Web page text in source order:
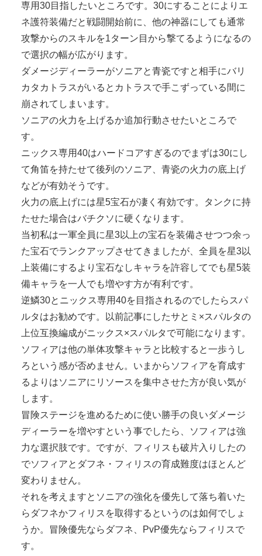
専用30目指したいところです。30にすることによりエ
ネ護符装備だと戦闘開始前に、他の神器にしても通常
攻撃からのスキルを1ターン目から撃てるようになるの
で選択の幅が広がります。
ダメージディーラーがソニアと青瓷ですと相手にバリ
カタカトラスがいるとカトラスで手こずっている間に
崩されてしまいます。
ソニアの火力を上げるか追加行動させたいところで
す。
ニックス専用40はハードコアすぎるのでまずは30にし
て角笛を持たせて後列のソニア、青瓷の火力の底上げ
などが有効そうです。
火力の底上げには星5宝石が凄く有効です。タンクに持
たせた場合はバチクソに硬くなります。
当初私は一軍全員に星3以上の宝石を装備させつつ余っ
た宝石でランクアップさせてきましたが、全員を星3以
上装備にするより宝石なしキャラを許容してでも星5装
備キャラを一人でも増やす方が有利です。
逆鱗30とニックス専用40を目指されるのでしたらスパ
ルタはお勧めです。以前記事にしたサとミ×スパルタの
上位互換編成がニックス×スパルタで可能になります。
ソフィアは他の単体攻撃キャラと比較すると一歩うし
ろという感が否めません。いまからソフィアを育成す
るよりはソニアにリソースを集中させた方が良い気が
します。
冒険ステージを進めるために使い勝手の良いダメージ
ディーラーを増やすという事でしたら、ソフィアは強
力な選択肢です。ですが、フィリスも破片入りしたの
でソフィアとダフネ・フィリスの育成難度はほとんど
変わりません。
それを考えますとソニアの強化を優先して落ち着いた
らダフネかフィリスを取得するというのは如何でしょ
うか。冒険優先ならダフネ、PvP優先ならフィリスで
す。